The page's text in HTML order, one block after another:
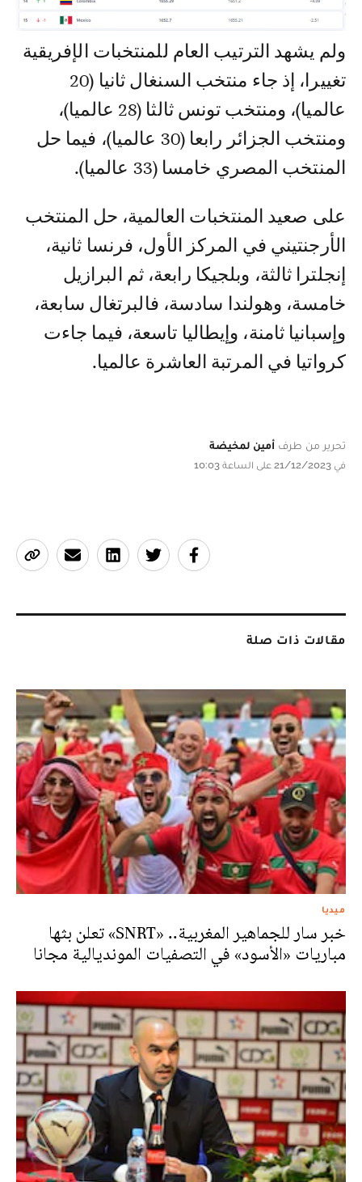
ولم يشهد الترتيب العام للمنتخبات الإفريقية
تغييرا، إذ جاء منتخب السنغال ثانيا (20
عالميا)، ومنتخب تونس ثالثا (28 عالميا)،
ومنتخب الجزائر رابعا (30 عالميا)، فيما حل
المنتخب المصري خامسا (33 عالميا).
على صعيد المنتخبات العالمية، حل المنتخب
الأرجنتيني في المركز الأول، فرنسا ثانية،
إنجلترا ثالثة، وبلجيكا رابعة، ثم البرازيل
خامسة، وهولندا سادسة، فالبرتغال سابعة،
وإسبانيا ثامنة، وإيطاليا تاسعة، فيما جاءت
كرواتيا في المرتبة العاشرة عالميا.
تحرير من طرف أمين لمخيضة
في 21/12/2023 على الساعة 10:03
مقالات ذات صلة
ميديا
خبر سار للجماهير المغربية.. «SNRT» تعلن بثها
مباريات «الأسود» في التصفيات المونديالية مجانا